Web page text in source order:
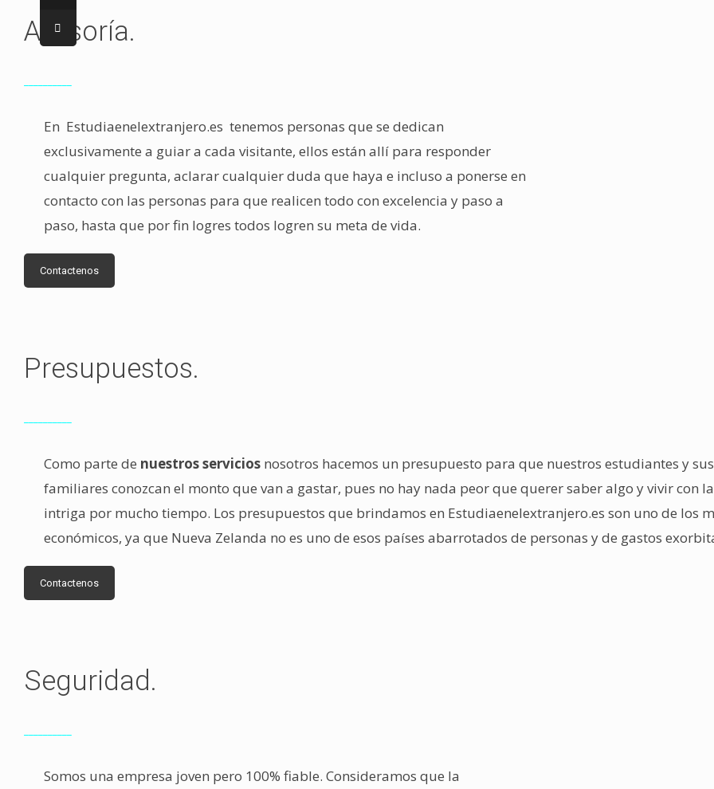
Asesoría.
En Estudiaenelextranjero.es tenemos personas que se dedican
exclusivamente a guiar a cada visitante, ellos están allí para responder
cualquier pregunta, aclarar cualquier duda que haya e incluso a ponerse en
contacto con las personas para que realicen todo con excelencia y paso a
paso, hasta que por fin logres todos logren su meta de vida.
Contactenos
Presupuestos.
Como parte de nuestros servicios nosotros hacemos un presupuesto para que nuestros estudiantes y sus
familiares conozcan el monto que van a gastar, pues no hay nada peor que querer saber algo y vivir con la
intriga por mucho tiempo. Los presupuestos que brindamos en Estudiaenelextranjero.es son uno de los
económicos, ya que Nueva Zelanda no es uno de esos países abarrotados de personas y de gastos
Contactenos
Seguridad.
Somos una empresa joven pero 100% fiable. Consideramos que la